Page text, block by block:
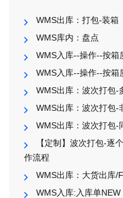
WMS出库：打包-装箱
WMS库内：盘点
WMS入库--操作--按箱
WMS入库--操作--按箱
WMS出库：波次打包-
WMS出库：波次打包-
WMS出库：波次打包-
【定制】波次打包-逐
作流程
WMS出库：大货出库/
WMS入库:入库单NEW